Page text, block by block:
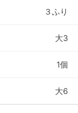
３ふり
大3
1個
大6